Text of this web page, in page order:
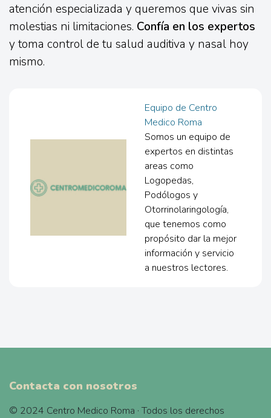
atención especializada y queremos que vivas sin
molestias ni limitaciones. Confía en los expertos
y toma control de tu salud auditiva y nasal hoy
mismo.
Equipo de Centro
Medico Roma
Somos un equipo de
expertos en distintas
areas como
Logopedas,
Podólogos y
Otorrinolaringología,
que tenemos como
propósito dar la mejor
información y servicio
a nuestros lectores.
Contacta con nosotros
© 2024 Centro Medico Roma · Todos los derechos